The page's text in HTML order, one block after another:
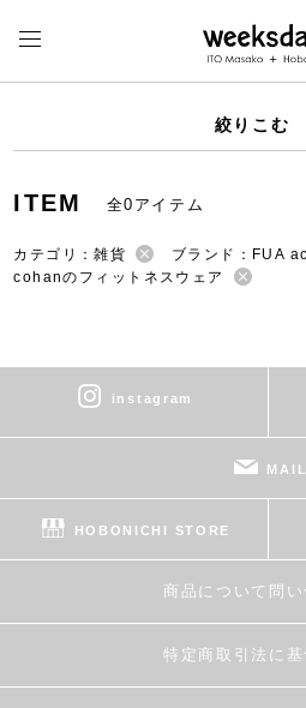
絞りこむ
ITEM 全0アイテム
カテゴリ：雑貨
ブランド：FUA
cohanのフィットネスウェア
instagram
MAIL
HOBONICHI STORE
商品について問い
特定商取引法に